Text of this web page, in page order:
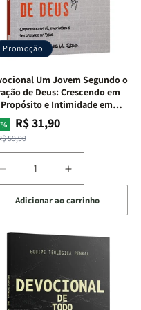
Teológica
Penkal
Teológica
Penkal
Promoção
Um Jovem Segundo o
de Deus: Crescendo em
Propósito e Intimidade em
59,90
R$ 31,90
Diminuir
a
quantidade
de
Devocional
Segundo
o
Coração
Aumentar
a
quantidade
de
Devocional
Segundo
o
Coração
Adicionar ao carrinho